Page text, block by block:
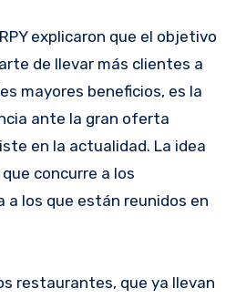
explicaron que el objetivo
de llevar más clientes a
mayores beneficios, es la
ante la gran oferta
en la actualidad. La idea
concurre a los
los que están reunidos en
restaurantes, que ya llevan